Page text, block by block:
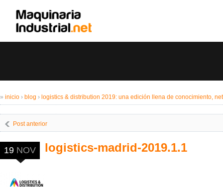
» inicio › blog › logistics & distribution 2019: una edición llena de conocimiento,
Post anterior
logistics-madrid-2019.1.1
19 NOV